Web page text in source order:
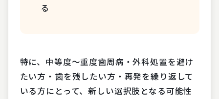
る
特に、中等度〜重度歯周病・外科処置を避け
たい方・歯を残したい方・再発を繰り返して
いる方にとって、新しい選択肢となる可能性